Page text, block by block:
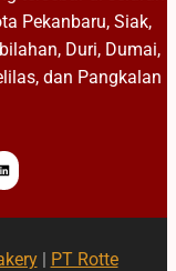
Pekanbaru, Siak,
Duri, Dumai,
dan Pangkalan
| PT Rotte